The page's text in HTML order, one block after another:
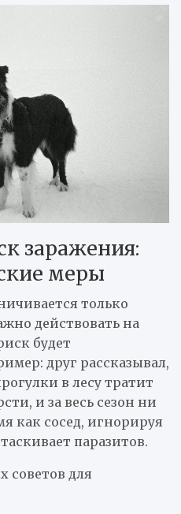
заражения:
меры
только
действовать на
будет
друг рассказывал,
в лесу тратит
и за весь сезон ни
как сосед, игнорируя
паразитов.
советов для